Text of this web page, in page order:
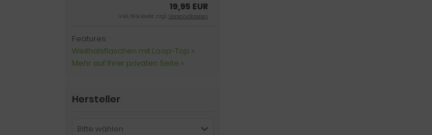
19,95 EUR
inkl. 19 % MwSt. zzgl.Versandkosten
Features:
Weithalsflaschen mit Loop-Top »
Mehr auf Ihrer privaten Seite »
Hersteller
Bitte wählen